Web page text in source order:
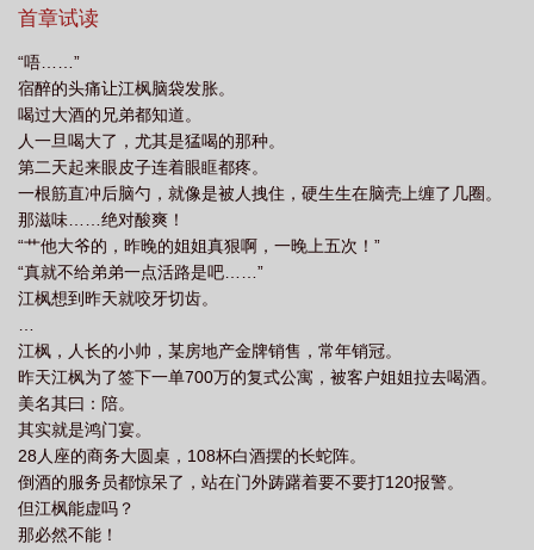
首章试读
“唔……”
宿醉的头痛让江枫脑袋发胀。
喝过大酒的兄弟都知道。
人一旦喝大了，尤其是猛喝的那种。
第二天起来眼皮子连着眼眶都疼。
一根筋直冲后脑勺，就像是被人拽住，硬生生在脑壳上缠了几圈。
那滋味……绝对酸爽！
“艹他大爷的，昨晚的姐姐真狠啊，一晚上五次！”
“真就不给弟弟一点活路是吧……”
江枫想到昨天就咬牙切齿。
江枫，人长的小帅，某房地产金牌销售，常年销冠。
昨天江枫为了签下一单700万的复式公寓，被客户姐姐拉去喝酒。
美名其曰：陪。
其实就是鸿门宴。
28人座的商务大圆桌，108杯白酒摆的长蛇阵。
倒酒的服务员都惊呆了，站在门外踌躇着要不要打120报警。
但江枫能虚吗？
那必然不能！